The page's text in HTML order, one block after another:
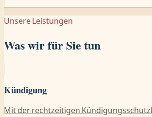
Unsere Leistungen
Was wir für Sie tun
Kündigung
Mit der rechtzeitigen